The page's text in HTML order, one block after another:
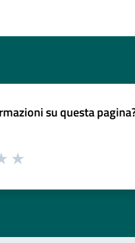
su questa